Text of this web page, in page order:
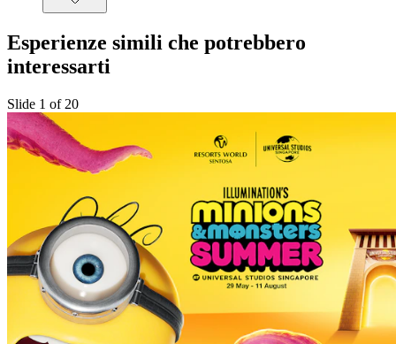
Esperienze simili che potrebbero
interessarti
Slide 1 of 20